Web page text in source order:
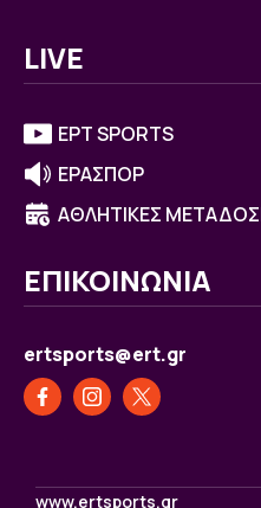
LIVE
ΕΡΤ SPORTS
ΕΡΑΣΠΟΡ
ΑΘΛΗΤΙΚΕΣ
ΕΠΙΚΟΙΝΩΝΙΑ
ertsports@ert.gr
www.ertsports.gr